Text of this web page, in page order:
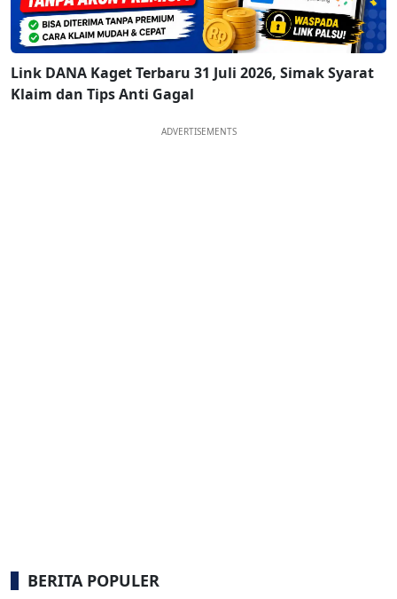
Link DANA Kaget Terbaru 31 Juli 2026, Simak Syarat
Klaim dan Tips Anti Gagal
ADVERTISEMENTS
BERITA POPULER